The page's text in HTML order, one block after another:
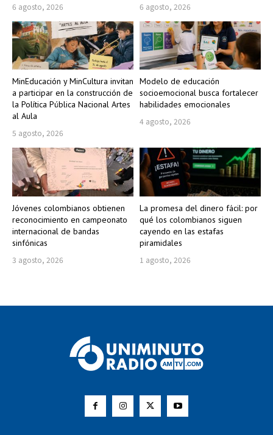
6 agosto, 2026 6 agosto, 2026
MinEducación y MinCultura invitan
a participar en la construcción de
la Política Pública Nacional Artes
al Aula
5 agosto, 2026
Modelo de educación
socioemocional busca fortalecer
habilidades emocionales
4 agosto, 2026
Jóvenes colombianos obtienen
reconocimiento en campeonato
internacional de bandas
sinfónicas
3 agosto, 2026
La promesa del dinero fácil: por
qué los colombianos siguen
cayendo en las estafas
piramidales
1 agosto, 2026